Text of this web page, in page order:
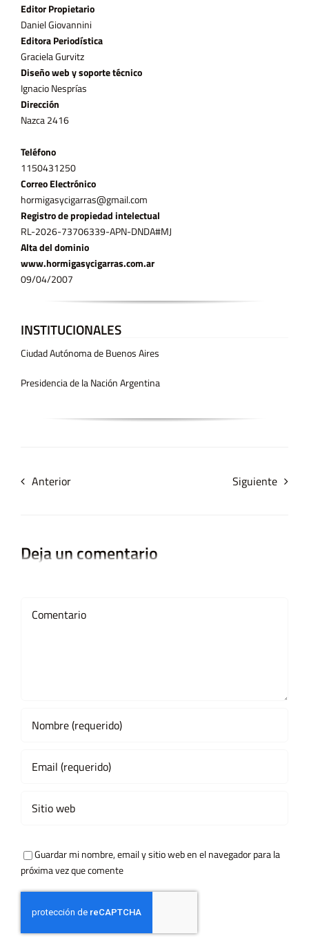
Editor Propietario
Daniel Giovannini
Editora Periodística
Graciela Gurvitz
Diseño web y soporte técnico
Ignacio Nesprías
Dirección
Nazca 2416
Teléfono
11­50431250
Correo Electrónico
hormigasycigarras@gmail.com
Registro de propiedad intelectual
RL-2026-73706339-APN-DNDA#MJ
Alta del dominio
www.hormigasycigarras.com.ar
09/04/2007
INSTITUCIONALES
Ciudad Autónoma de Buenos Aires
Presidencia de la Nación Argentina
Anterior Siguiente
Deja un comentario
Guardar mi nombre, email y sitio web en el navegador para la
próxima vez que comente